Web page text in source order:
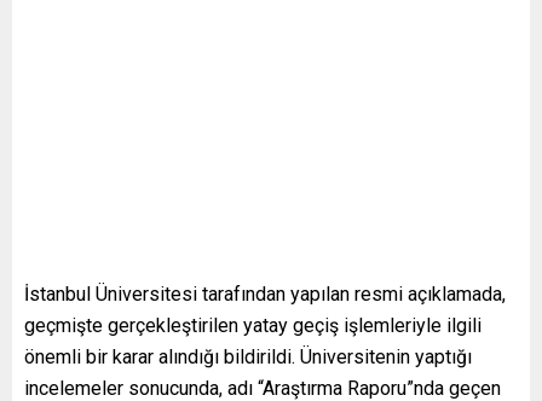
İstanbul Üniversitesi tarafından yapılan resmi açıklamada,
geçmişte gerçekleştirilen yatay geçiş işlemleriyle ilgili
önemli bir karar alındığı bildirildi. Üniversitenin yaptığı
incelemeler sonucunda, adı “Araştırma Raporu”nda geçen